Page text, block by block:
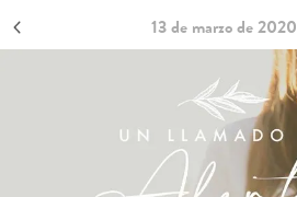
13 de marzo de 2020